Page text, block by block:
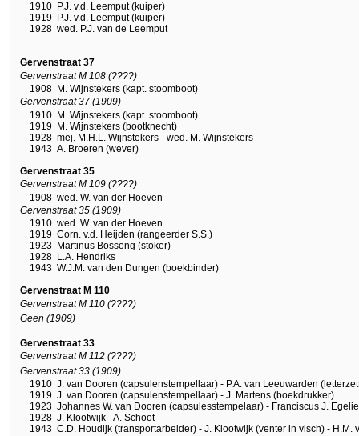
1910 P.J. v.d. Leemput (kuiper)
1919 P.J. v.d. Leemput (kuiper)
1928 wed. P.J. van de Leemput
Gervenstraat 37
Gervenstraat M 108 (????)
1908 M. Wijnstekers (kapt. stoomboot)
Gervenstraat 37 (1909)
1910 M. Wijnstekers (kapt. stoomboot)
1919 M. Wijnstekers (bootknecht)
1928 mej. M.H.L. Wijnstekers - wed. M. Wijnstekers
1943 A. Broeren (wever)
Gervenstraat 35
Gervenstraat M 109 (????)
1908 wed. W. van der Hoeven
Gervenstraat 35 (1909)
1910 wed. W. van der Hoeven
1919 Corn. v.d. Heijden (rangeerder S.S.)
1923 Martinus Bossong (stoker)
1928 L.A. Hendriks
1943 W.J.M. van den Dungen (boekbinder)
Gervenstraat M 110
Gervenstraat M 110 (????)
Geen (1909)
Gervenstraat 33
Gervenstraat M 112 (????)
Gervenstraat 33 (1909)
1910 J. van Dooren (capsulenstempellaar) - P.A. van Leeuwarden
1919 J. van Dooren (capsulenstempellaar) - J. Martens (boekdrukker)
1923 Johannes W. van Dooren (capsulesstempelaar) - Franciscus J.
1928 J. Klootwijk - A. Schoot
1943 C.D. Houdijk (transportarbeider) - J. Klootwijk (venter in visch) - H.M.